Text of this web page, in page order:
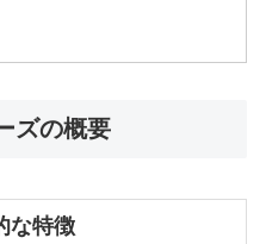
ズの概要
な特徴